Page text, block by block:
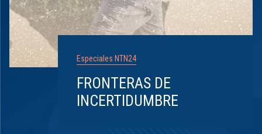
Especiales NTN24
FRONTERAS DE
INCERTIDUMBRE